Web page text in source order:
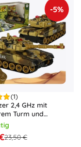
-5%
(1)
2,4 GHz mit
Turm und
– Wüstentarnung
23,50 €